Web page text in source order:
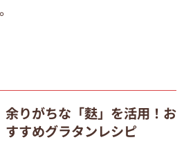
余りがちな「麩」を活用！お
すすめグラタンレシピ